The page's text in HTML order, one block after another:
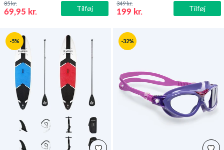
Tilføj
69,95 kr.
85 kr.
Tilføj
199 kr.
349 kr.
-5% -32%